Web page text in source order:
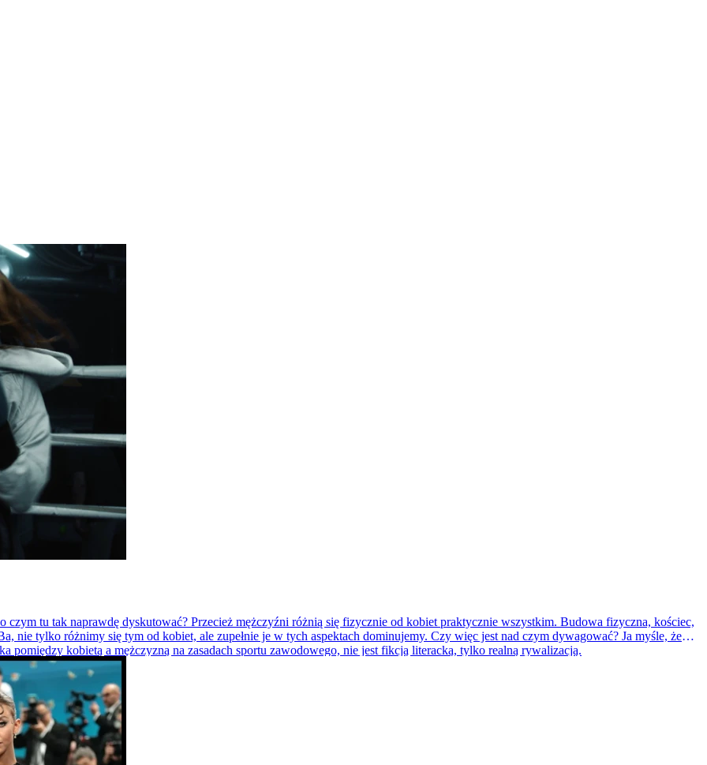
czym tu tak naprawdę dyskutować? Przecież mężczyźni różnią się fizycznie od kobiet praktycznie wszystkim. Budowa fizyczna, kościec,
nie tylko różnimy się tym od kobiet, ale zupełnie je w tych aspektach dominujemy. Czy więc jest nad czym dywagować? Ja myśle, że
pomiędzy kobietą a mężczyzną na zasadach sportu zawodowego, nie jest fikcją literacką, tylko realną rywalizacją.